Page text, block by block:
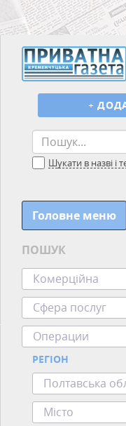
Шукати в назві і
+
Головне меню
ПОШУК
Комерційна
Сфера послуг
Операции
РЕГІОН
Полтавська
Місто